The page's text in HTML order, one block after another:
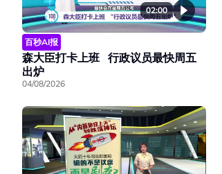
02:00
百秒AI报
森大臣打卡上班 行政议员最快周五
出炉
04/08/2026